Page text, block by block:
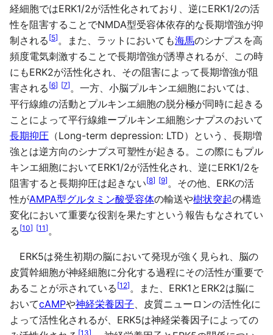
経細胞ではERK1/2が活性化されており、逆にERK1/2の活
性を阻害することでNMDA型受容体依存的な長期増強が抑
制される [5]。また、ラットにおいても海馬のシナプスを高
頻度電気刺激することで長期増強が誘導されるが、この時
にもERK2が活性化され、その阻害によって長期増強が阻
害される [6] [7]。一方、小脳プルキンエ細胞においては、
平行線維の活動とプルキンエ細胞の脱分極が同時に起きる
ことによって平行線維ープルキンエ細胞シナプスのおいて
長期抑圧 （Long-term depression: LTD）という、長期増
強とは逆方向のシナプス可塑性が起きる。この際にもプル
キンエ細胞においてERK1/2が活性化され、逆にERK1/2を
阻害すると長期抑圧は起きない[8] [9]。その他、ERKの活
性がAMPA型グルタミン酸受容体の輸送や樹状突起の構造
変化において重要な役割を果たすという報告もなされてい
る [10] [11]。
ERK5は発生初期の脳において発現が強く見られ、脳の
皮質幹細胞が神経細胞に分化する過程にその活性が重要で
あることが示されている [12]。また、ERK1とERK2は脳に
おいてcAMPや神経栄養因子、皮質ニューロンの活性化に
よって活性化されるが、ERK5は神経栄養因子によっての
[13]